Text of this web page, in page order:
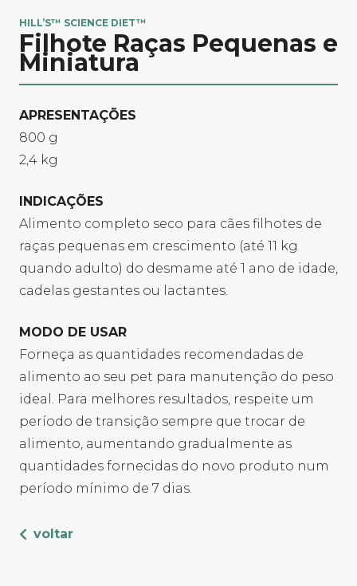
HILL’S™ SCIENCE DIET™
Filhote Raças Pequenas e
Miniatura
APRESENTAÇÕES​
800 g
2,4 kg
INDICAÇÕES
Alimento completo seco para cães filhotes de
raças pequenas em crescimento (até 11 kg
quando adulto) do desmame até 1 ano de idade,
cadelas gestantes ou lactantes.
MODO DE USAR
Forneça as quantidades recomendadas de
alimento ao seu pet para manutenção do peso
ideal. Para melhores resultados, respeite um
período de transição sempre que trocar de
alimento, aumentando gradualmente as
quantidades fornecidas do novo produto num
período mínimo de 7 dias.
voltar